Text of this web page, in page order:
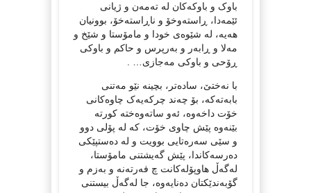
باوک و باوکەکان لە تەمەن و ژیانی
ئێمەدا، ڕاستەوخۆ و ناڕاستەخۆ، بوونیان
هەیە، لە شێوەی خودا و مامۆستا و شێخ و
مەلا و ڕابەر و بەرپرس و حاکم و باوکی
ڕۆحی و باوکی مەجازی… .
با نەختێ، سادەتر، بچینە نێو مەتنی
بابەتەکە، بۆ چەند چرکەیەک چاوەکانی
خۆت داخەوە، ئەو ساتەوەختە کورتە
بێنەوە پێش چاوی خۆت، کە لە پۆلی دوو
و سێی سەرەتایی بوویت و لە دەستپێکی
دەرسەکاندا، پێش گەیشتنی مامۆستا،
لەگەڵ هاوپۆلەکانت چ فەرتەنە و بەزم و
گۆبەندێکتان دەنایەوە، جا لەگەڵ بیستنی